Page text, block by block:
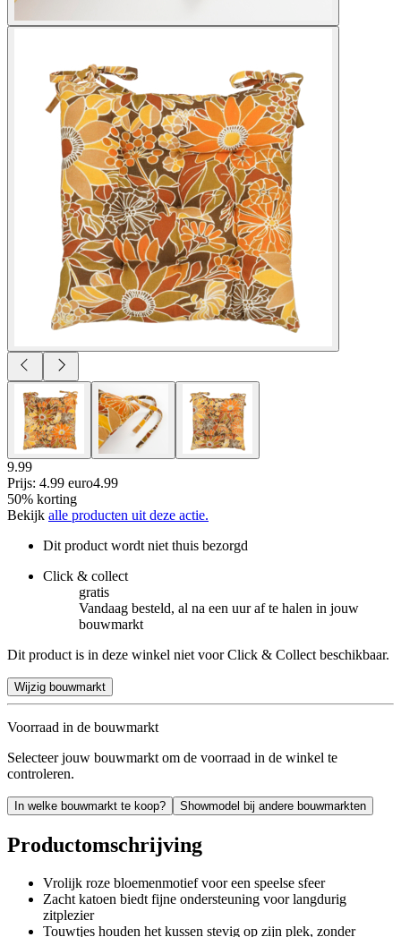
9.99
Prijs: 4.99 euro4.99
50% korting
Bekijk alle producten uit deze actie.
Dit product wordt niet thuis bezorgd
Click & collect
gratis
Vandaag besteld, al na een uur af te halen in jouw
bouwmarkt
Dit product is in deze winkel niet voor Click & Collect beschikbaar.
Wijzig bouwmarkt
Voorraad in de bouwmarkt
Selecteer jouw bouwmarkt om de voorraad in de winkel te
controleren.
In welke bouwmarkt te koop? Showmodel bij andere bouwmarkten
Productomschrijving
Vrolijk roze bloemenmotief voor een speelse sfeer
Zacht katoen biedt fijne ondersteuning voor langdurig
zitplezier
Touwtjes houden het kussen stevig op zijn plek, zonder